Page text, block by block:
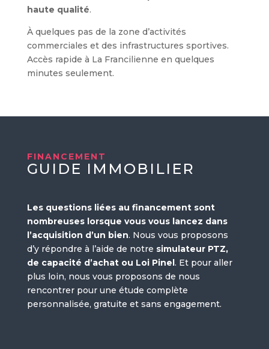
haute qualité.
À quelques pas de la zone d’activités
commerciales et des infrastructures sportives.
Accès rapide à La Francilienne en quelques
minutes seulement.
FINANCEMENT
GUIDE IMMOBILIER
Les questions liées au financement sont
nombreuses lorsque vous vous lancez dans
l’acquisition d’un bien. Nous vous proposons
d’y répondre à l’aide de notre simulateur PTZ,
de capacité d’achat ou Loi Pinel. Et pour aller
plus loin, nous vous proposons de nous
rencontrer pour une étude complète
personnalisée, gratuite et sans engagement.